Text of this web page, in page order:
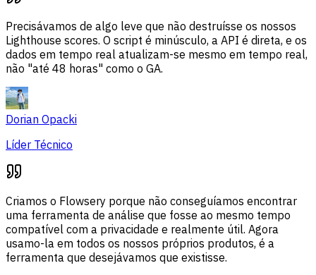
Precisávamos de algo leve que não destruísse os nossos
Lighthouse scores. O script é minúsculo, a API é direta, e os
dados em tempo real atualizam-se mesmo em tempo real,
não "até 48 horas" como o GA.
Dorian Opacki
Líder Técnico
Criamos o Flowsery porque não conseguíamos encontrar
uma ferramenta de análise que fosse ao mesmo tempo
compatível com a privacidade e realmente útil. Agora
usamo-la em todos os nossos próprios produtos, é a
ferramenta que desejávamos que existisse.